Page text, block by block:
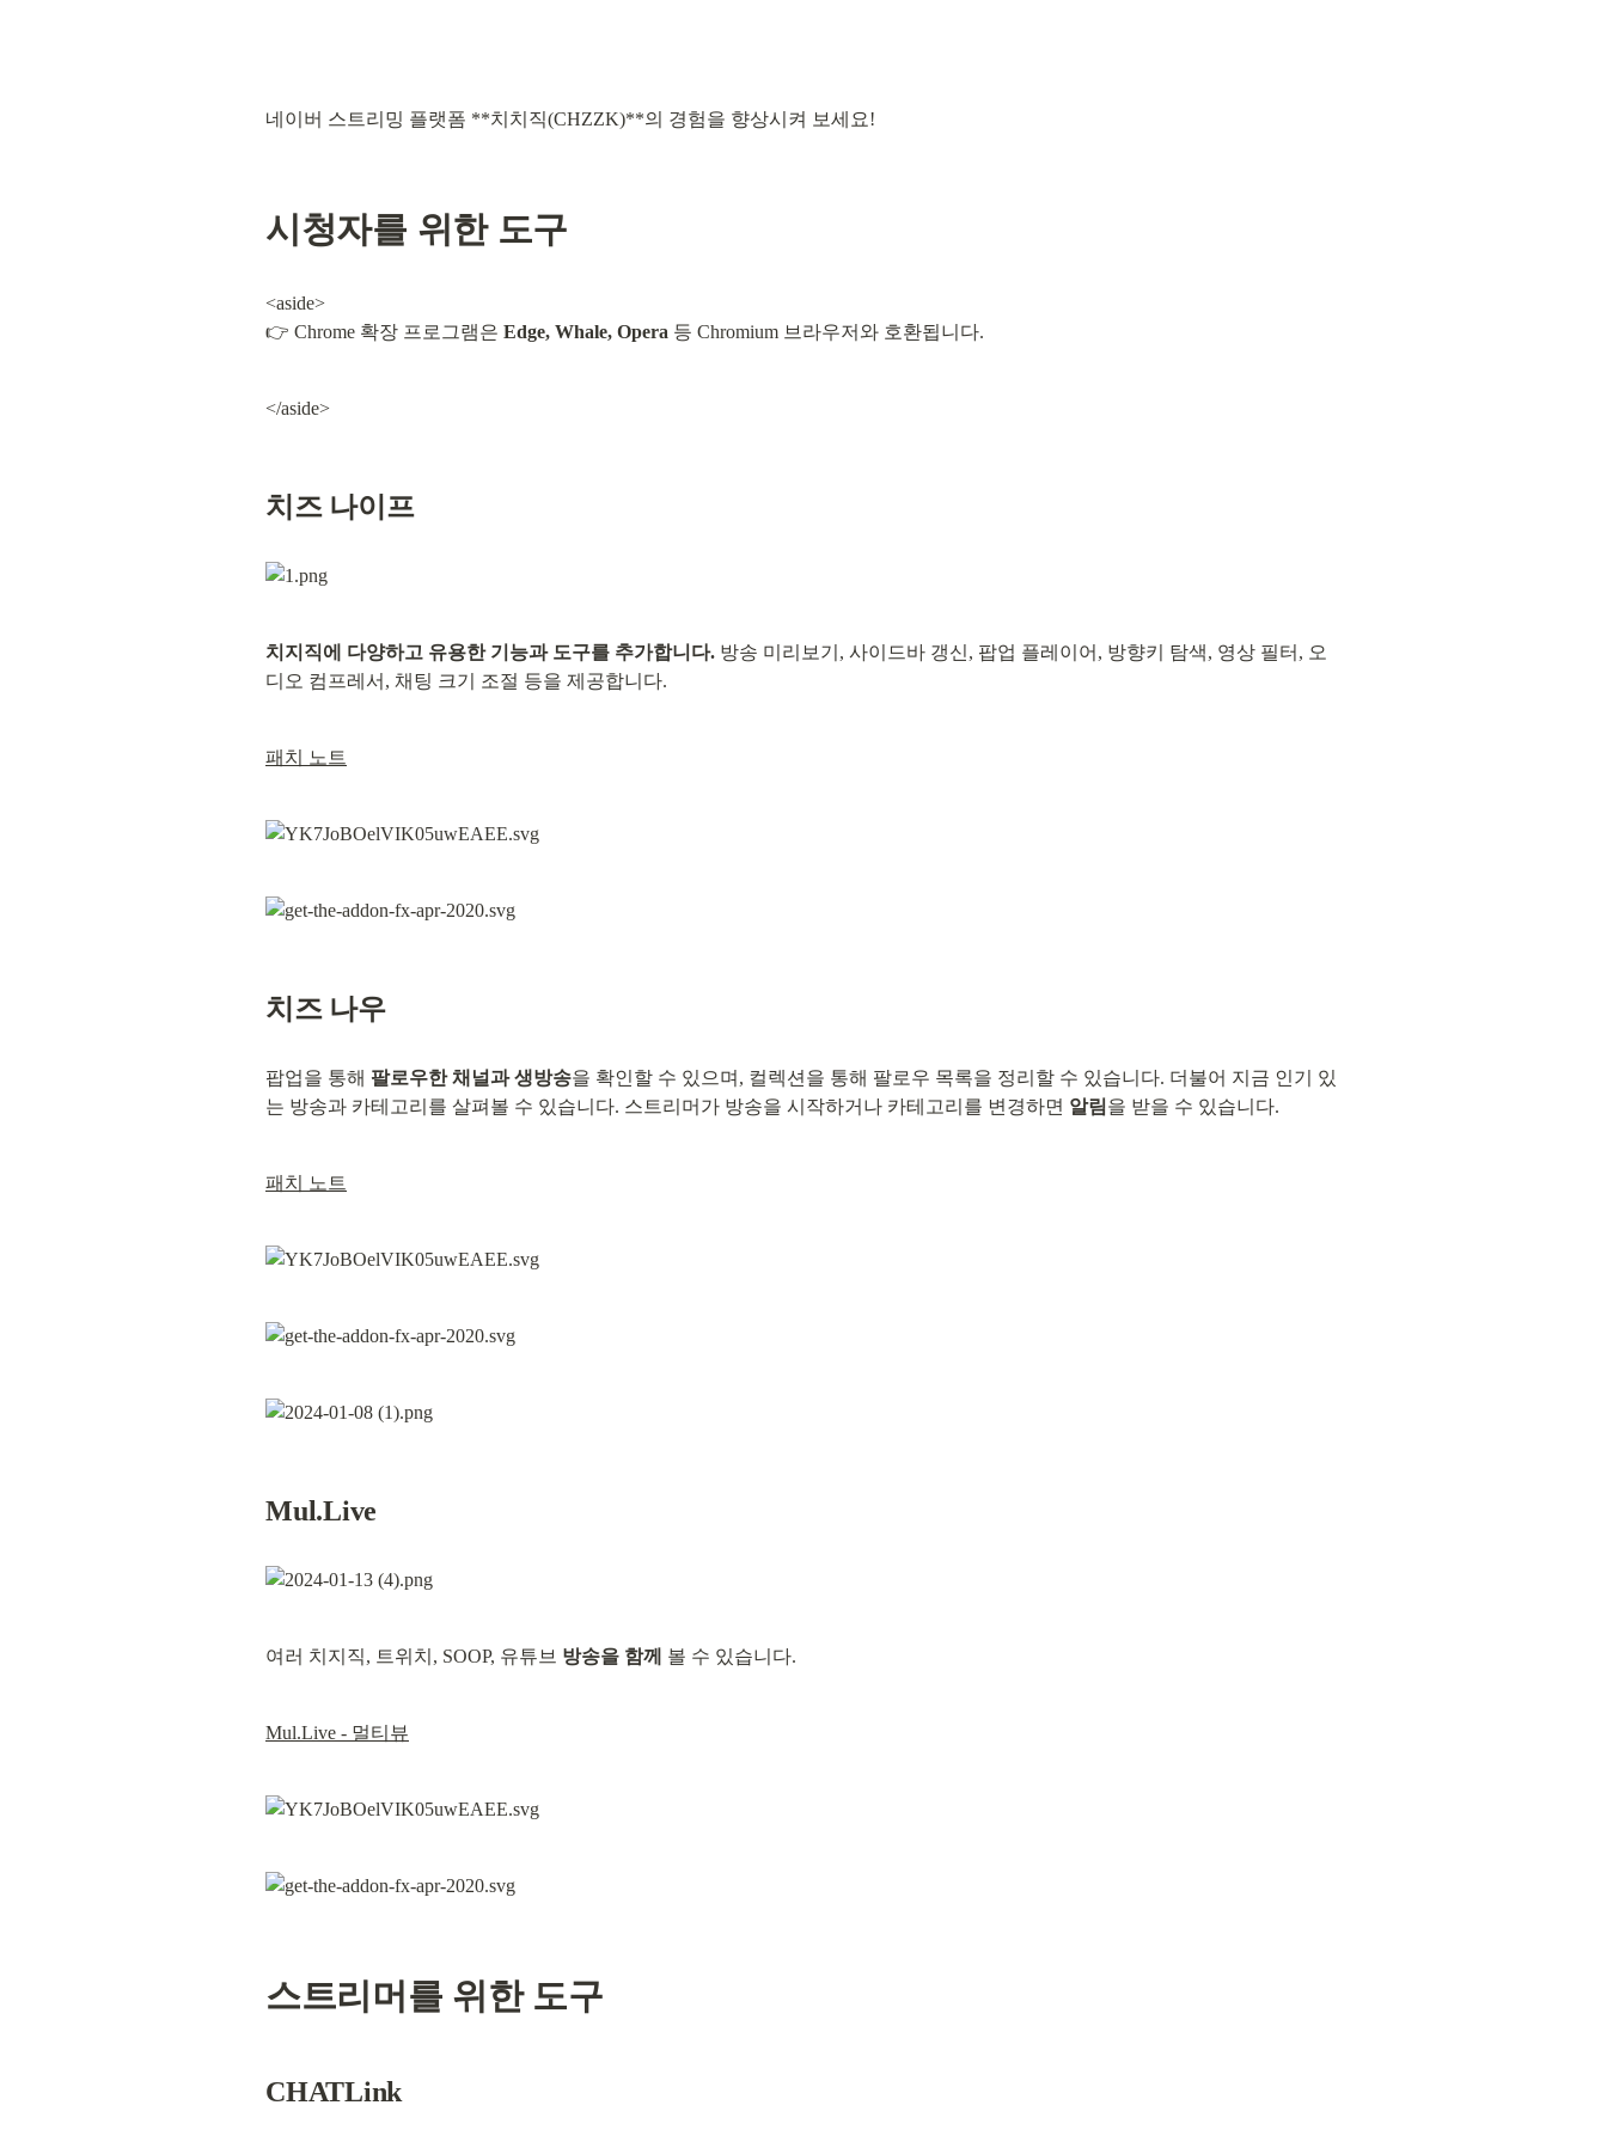
네이버 스트리밍 플랫폼 **치치직(CHZZK)**의 경험을 향상시켜 보세요!
시청자를 위한 도구
<aside>
👉 Chrome 확장 프로그램은 Edge, Whale, Opera 등 Chromium 브라우저와 호환됩니다.
</aside>
치즈 나이프
치지직에 다양하고 유용한 기능과 도구를 추가합니다. 방송 미리보기, 사이드바 갱신, 팝업 플레이어, 방향키 탐색, 영상 필터, 오
디오 컴프레서, 채팅 크기 조절 등을 제공합니다.
패치 노트
치즈 나우
팝업을 통해 팔로우한 채널과 생방송을 확인할 수 있으며, 컬렉션을 통해 팔로우 목록을 정리할 수 있습니다. 더불어 지금 인기 있
는 방송과 카테고리를 살펴볼 수 있습니다. 스트리머가 방송을 시작하거나 카테고리를 변경하면 알림을 받을 수 있습니다.
패치 노트
Mul.Live
여러 치지직, 트위치, SOOP, 유튜브 방송을 함께 볼 수 있습니다.
Mul.Live - 멀티뷰
스트리머를 위한 도구
CHATLink